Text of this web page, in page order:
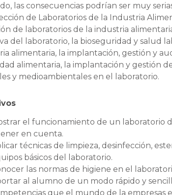
las consecuencias podrían ser muy
de Laboratorios de la Industria
de laboratorios de la industria
del laboratorio, la bioseguridad y salud
alimentaria, la implantación, gestión y
alimentaria, la implantación y gestión
y medioambientales en el laboratorio.
el funcionamiento de un laboratorio
en cuenta.
técnicas de limpieza, desinfección,
básicos del laboratorio.
las normas de higiene en el
al alumno de un modo rápido y
que el mundo de la empresas